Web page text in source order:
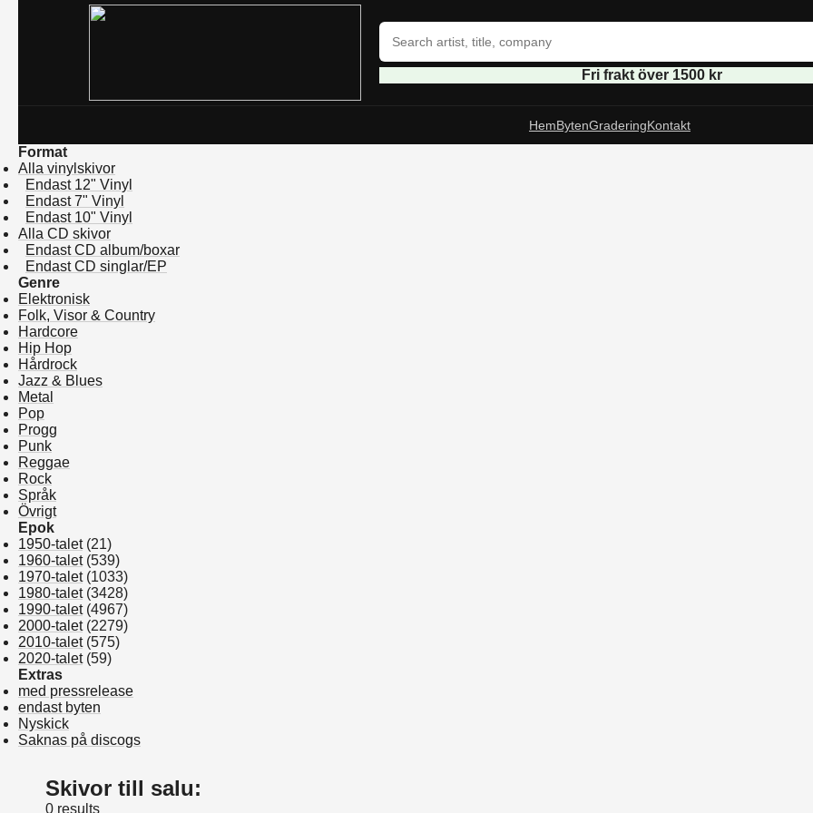
Fri frakt över 1500 kr
HemBytenGraderingKontakt
Format
Alla vinylskivor
Endast 12" Vinyl
Endast 7" Vinyl
Endast 10" Vinyl
Alla CD skivor
Endast CD album/boxar
Endast CD singlar/EP
Genre
Elektronisk
Folk, Visor & Country
Hardcore
Hip Hop
Hårdrock
Jazz & Blues
Metal
Pop
Progg
Punk
Reggae
Rock
Språk
Övrigt
Epok
1950-talet(21)
1960-talet(539)
1970-talet(1033)
1980-talet(3428)
1990-talet(4967)
2000-talet(2279)
2010-talet(575)
2020-talet(59)
Extras
med pressrelease
endast byten
Nyskick
Saknas på discogs
Skivor till salu:
0 results